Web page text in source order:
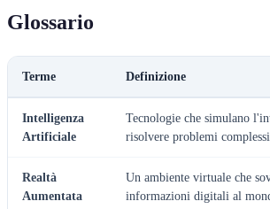
Glossario
Terme Definizione
Intelligenza
Artificiale
Tecnologie che simulano
risolvere problemi complessi.
Realtà
Aumentata
Un ambiente virtuale che
informazioni digitali al